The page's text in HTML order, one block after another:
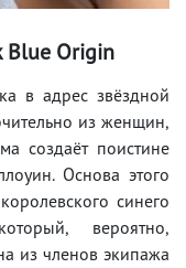
Blue Origin
в адрес звёздной
из женщин,
создаёт поистине
Основа этого
синего
вероятно,
из членов экипажа